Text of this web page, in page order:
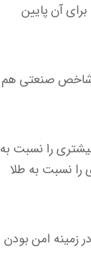
آن پایین
به شاخص صنعتی هم
را نسبت به
نسبت به طلا
زمینه امن بودن